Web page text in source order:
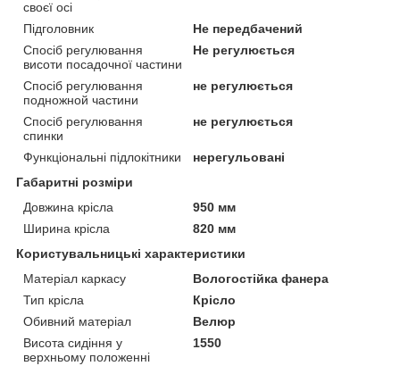
своєї осі
Підголовник
Не передбачений
Спосіб регулювання
висоти посадочної частини
Не регулюється
Спосіб регулювання
подножной частини
не регулюється
Спосіб регулювання
спинки
не регулюється
Функціональні підлокітники
нерегульовані
Габаритні розміри
Довжина крісла
950 мм
Ширина крісла
820 мм
Користувальницькі характеристики
Матеріал каркасу
Вологостійка фанера
Тип крісла
Крісло
Обивний матеріал
Велюр
Висота сидіння у
верхньому положенні
1550